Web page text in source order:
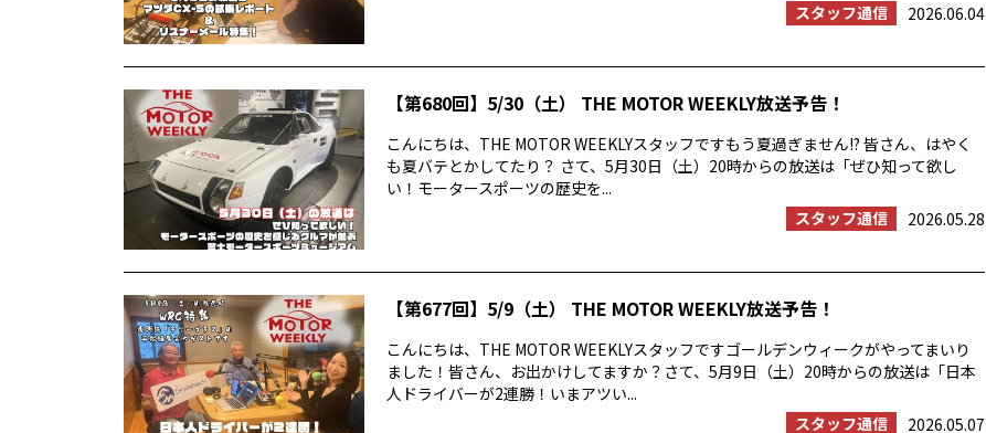
スタッフ通信
2026.06.04
【第680回】5/30（土） THE MOTOR WEEKLY放送予告！
こんにちは、THE MOTOR WEEKLYスタッフですもう夏過ぎません!? 皆さん、はやく
も夏バテとかしてたり？ さて、5月30日（土）20時からの放送は「ぜひ知って欲し
い！モータースポーツの歴史を...
スタッフ通信
2026.05.28
【第677回】5/9（土） THE MOTOR WEEKLY放送予告！
こんにちは、THE MOTOR WEEKLYスタッフですゴールデンウィークがやってまいり
ました！皆さん、お出かけしてますか？さて、5月9日（土）20時からの放送は「日本
人ドライバーが2連勝！いまアツい...
スタッフ通信
2026.05.07